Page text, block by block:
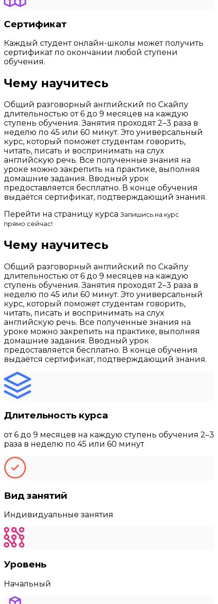
Сертификат
Каждый студент онлайн-школы может получить
сертификат по окончании любой ступени
обучения.
Чему научитесь
Общий разговорный английский по Скайпу
длительностью от 6 до 9 месяцев на каждую
ступень обучения. Занятия проходят 2–3 раза в
неделю по 45 или 60 минут. Это универсальный
курс, который поможет студентам говорить,
читать, писать и воспринимать на слух
английскую речь. Все полученные знания на
уроке можно закрепить на практике, выполняя
домашние задания. Вводный урок
предоставляется бесплатно. В конце обучения
выдаётся сертификат, подтверждающий знания.
Перейти на страницу курса Запишись на курс
прямо сейчас!
Чему научитесь
Общий разговорный английский по Скайпу
длительностью от 6 до 9 месяцев на каждую
ступень обучения. Занятия проходят 2–3 раза в
неделю по 45 или 60 минут. Это универсальный
курс, который поможет студентам говорить,
читать, писать и воспринимать на слух
английскую речь. Все полученные знания на
уроке можно закрепить на практике, выполняя
домашние задания. Вводный урок
предоставляется бесплатно. В конце обучения
выдаётся сертификат, подтверждающий знания.
Длительность курса
от 6 до 9 месяцев на каждую ступень обучения 2–3
раза в неделю по 45 или 60 минут
Вид занятий
Индивидуальные занятия
Уровень
Начальный